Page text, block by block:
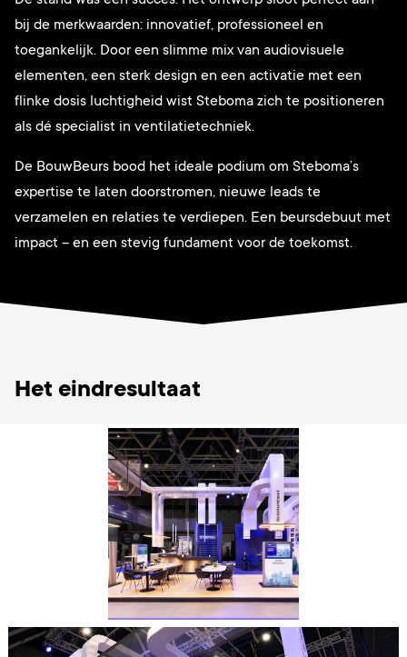
bij de merkwaarden: innovatief, professioneel en
toegankelijk. Door een slimme mix van audiovisuele
elementen, een sterk design en een activatie met een
flinke dosis luchtigheid wist Steboma zich te positioneren
als dé specialist in ventilatietechniek.
De BouwBeurs bood het ideale podium om Steboma’s
expertise te laten doorstromen, nieuwe leads te
verzamelen en relaties te verdiepen. Een beursdebuut met
impact – en een stevig fundament voor de toekomst.
Het eindresultaat